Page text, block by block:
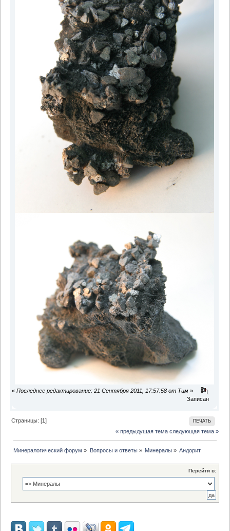
« Последнее редактирование: 21 Сентября 2011, 17:57:58 от Тим »
Записан
ПЕЧАТЬ
Страницы: [1]
« предыдущая тема следующая тема »
Минералогический форум » Вопросы и ответы» Минералы» Андорит
Перейти в: